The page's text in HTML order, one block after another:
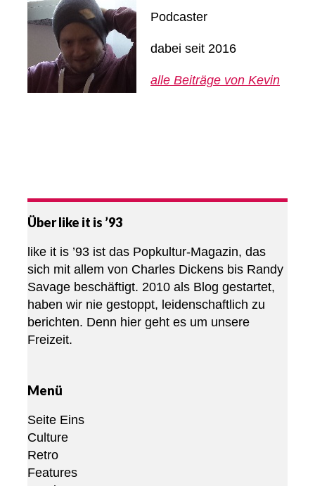
Podcaster
dabei seit 2016
alle Beiträge von Kevin
Über like it is ’93
like it is ’93 ist das Popkultur-Magazin, das
sich mit allem von Charles Dickens bis Randy
Savage beschäftigt. 2010 als Blog gestartet,
haben wir nie gestoppt, leidenschaftlich zu
berichten. Denn hier geht es um unsere
Freizeit.
Menü
Seite Eins
Culture
Retro
Features